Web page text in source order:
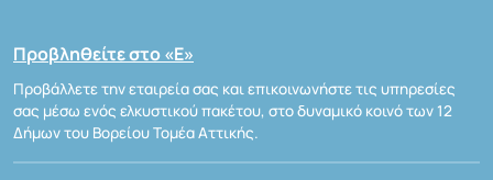
Προβληθείτε στο «Ε»
Προβάλλετε την εταιρεία σας και επικοινωνήστε τις υπηρεσίες
σας μέσω ενός ελκυστικού πακέτου, στο δυναμικό κοινό των 12
Δήμων του Βορείου Τομέα Αττικής.